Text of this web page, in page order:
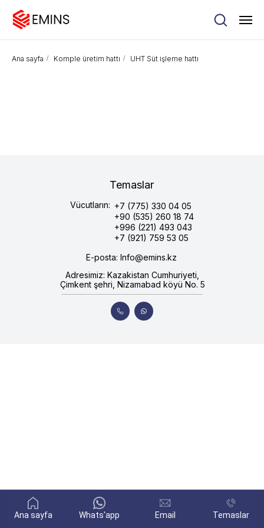
Ana sayfa / Komple üretim hattı / UHT Süt işleme hattı
+7 (775) 330 04 05
+90 (535) 260 18 74
+996 (221) 493 043
+7 (921) 759 53 05
Adresimiz: Kazakistan Cumhuriyeti,
Çimkent şehri, Nizamabad köyü No. 5
E-posta: Info@emins.kz
Vücutların:
Temaslar
Ana sayfa Whats'app Email Temaslar